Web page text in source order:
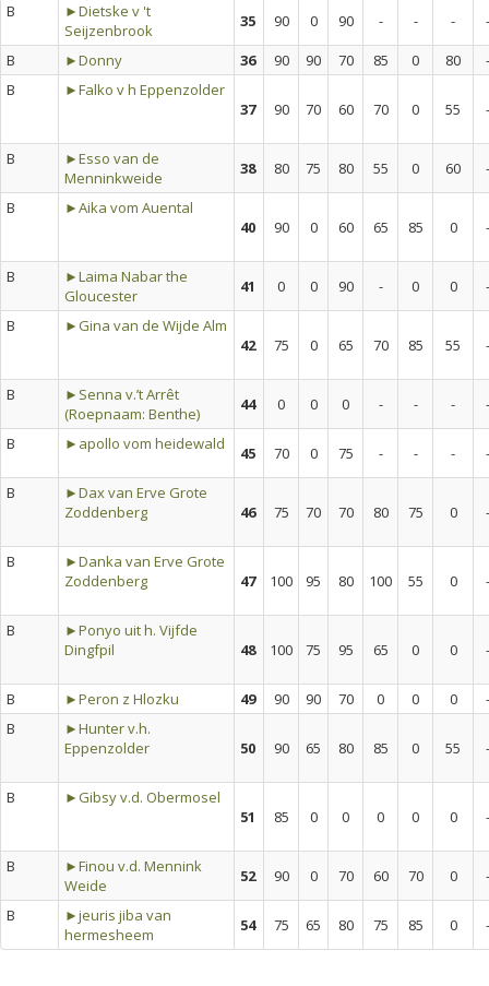
B
►Dietske v 't
Seijzenbrook
35 90 0 90 - - -
-
B
►Donny 36 90 90 70 85 0 80
-
B
►Falko v h Eppenzolder
37
90 70 60 70 0 55 -
B
►Esso van de
Menninkweide
38 80 75 80 55 0 60
-
B
►Aika vom Auental
40
90 0 60 65 85 0 -
B
►Laima Nabar the
Gloucester
41 0 0 90 - 0 0
-
B
►Gina van de Wijde Alm
42
75 0 65 70 85 55 -
B
►Senna v.’t Arrêt
(Roepnaam: Benthe)
44 0 0 0 - - -
-
B
►apollo vom heidewald 45 70 0 75 - - -
-
B
►Dax van Erve Grote
Zoddenberg
46 75 70 70 80 75 0 -
B
►Danka van Erve Grote
Zoddenberg
47 100 95 80 100 55 0 -
B
►Ponyo uit h. Vijfde
Dingfpil
48 100 75 95 65 0 0 -
B ►Peron z Hlozku 49 90 90 70 0 0 0
-
B
►Hunter v.h.
Eppenzolder
50 90 65 80 85 0 55 -
B
►Gibsy v.d. Obermosel
51
85 0 0 0 0 0 -
B
►Finou v.d. Mennink
Weide
52 90 0 70 60 70 0
-
B
►jeuris jiba van
hermesheem
54 75 65 80 75 85 0 -